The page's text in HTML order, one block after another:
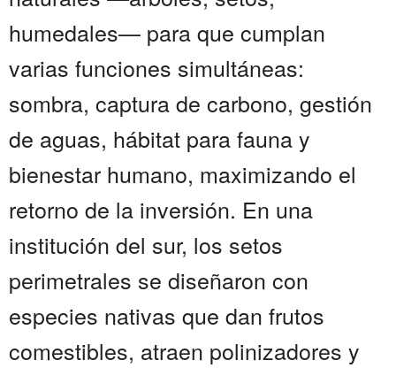
humedales— para que cumplan
varias funciones simultáneas:
sombra, captura de carbono, gestión
de aguas, hábitat para fauna y
bienestar humano, maximizando el
retorno de la inversión. En una
institución del sur, los setos
perimetrales se diseñaron con
especies nativas que dan frutos
comestibles, atraen polinizadores y